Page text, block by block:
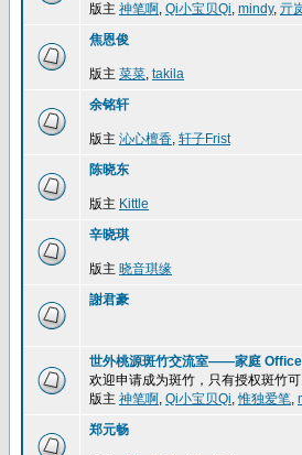
版主 神笔啊, Qi小宝贝Qi, mindy, 亓
焦恩俊
版主 菜菜, takila
余铭轩
版主 沁心檀香, 轩子Frist
陈晓东
版主 Kittle
辛晓琪
版主 晓音琪缘
謝君豪
世外桃源斑竹交流室——家庭 Office
欢迎申请成为斑竹，只有授权斑竹
版主 神笔啊, Qi小宝贝Qi,惟独爱笔,
郑元畅